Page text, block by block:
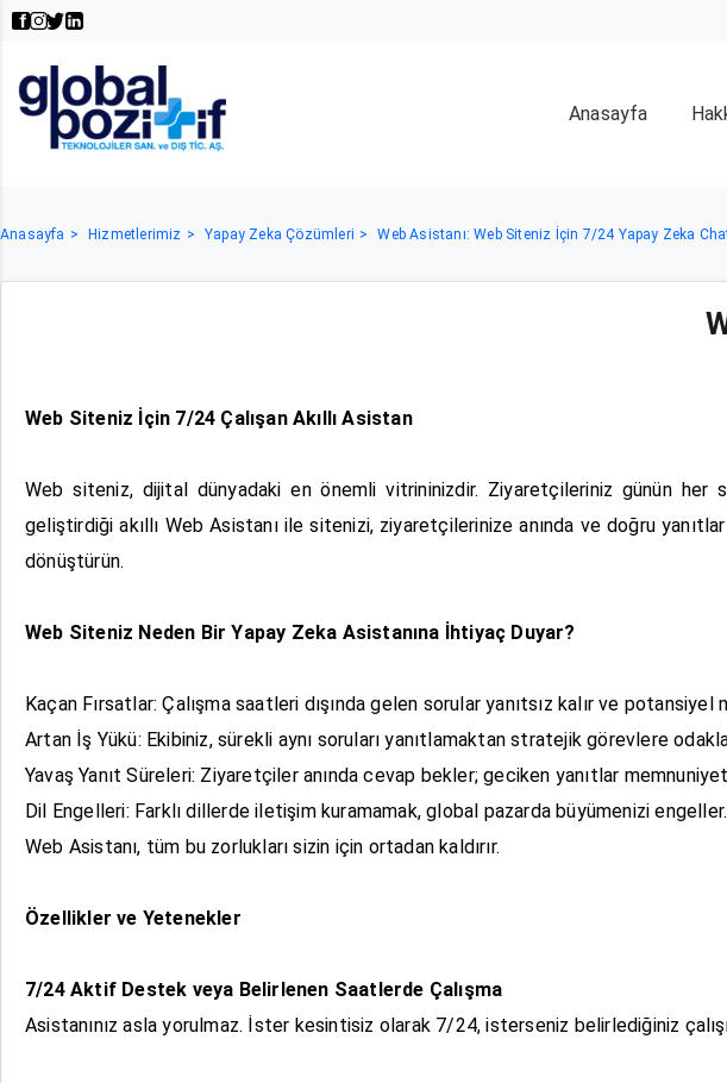
Anasayfa
Anasayfa Hizmetlerimiz Yapay Zeka Çözümleri Web Asistanı: Web Siteniz İçin 7/24 Yapay Zeka
Web Siteniz İçin 7/24 Çalışan Akıllı Asistan
Web siteniz, dijital dünyadaki en önemli vitrininizdir. Ziyaretçileriniz günün
geliştirdiği akıllı Web Asistanı ile sitenizi, ziyaretçilerinize anında ve doğru
dönüştürün.
Web Siteniz Neden Bir Yapay Zeka Asistanına İhtiyaç Duyar?
Kaçan Fırsatlar: Çalışma saatleri dışında gelen sorular yanıtsız kalır ve
Artan İş Yükü: Ekibiniz, sürekli aynı soruları yanıtlamaktan stratejik görevlere
Yavaş Yanıt Süreleri: Ziyaretçiler anında cevap bekler; geciken yanıtlar
Dil Engelleri: Farklı dillerde iletişim kuramamak, global pazarda büyümenizi engeller.
Web Asistanı, tüm bu zorlukları sizin için ortadan kaldırır.
Özellikler ve Yetenekler
7/24 Aktif Destek veya Belirlenen Saatlerde Çalışma
Asistanınız asla yorulmaz. İster kesintisiz olarak 7/24, isterseniz belirlediğiniz